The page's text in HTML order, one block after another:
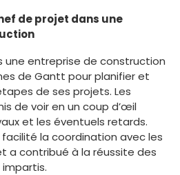
de projet dans une
une entreprise de construction
de Gantt pour planifier et
de ses projets. Les
de voir en un coup d’œil
et les éventuels retards.
la coordination avec les
a contribué à la réussite des